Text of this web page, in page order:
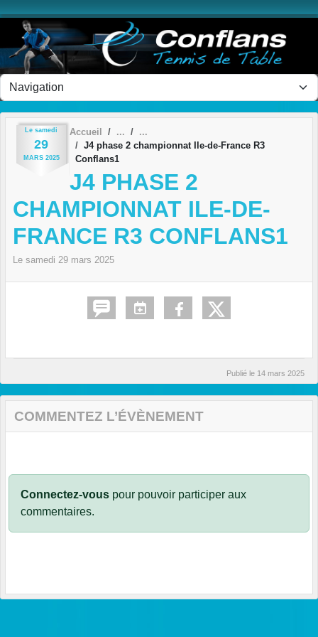
Le samedi
29
MARS 2025
Accueil
J4 phase 2 championnat Ile-de-France R3
Conflans1
J4 PHASE 2
CHAMPIONNAT ILE-DE-
FRANCE R3 CONFLANS1
Le samedi 29 mars 2025
Publié le 14 mars 2025
COMMENTEZ L’ÉVÈNEMENT
Connectez-vous pour pouvoir participer aux
commentaires.